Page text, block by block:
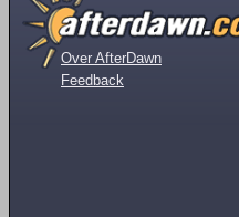
Over AfterDawn
Feedback